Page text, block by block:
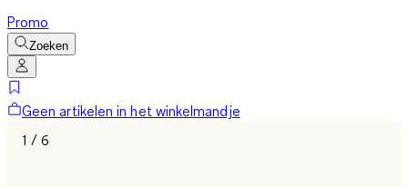
Promo
Zoeken
Geen artikelen in het winkelmandje
1 / 6